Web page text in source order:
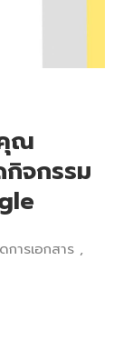
ณ
จกรรม
ารเอกสาร ,